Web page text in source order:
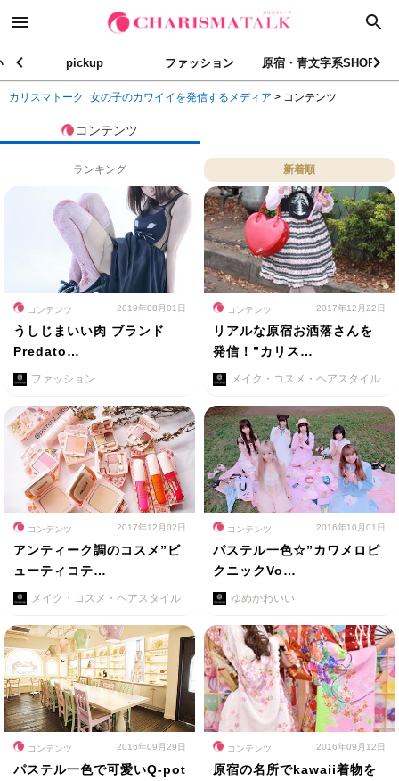
pickup ファッション 原宿・青文字系SHOP
カリスマトーク_女の子のカワイイを発信するメディア > コンテンツ
コンテンツ
ランキング 新着順
コンテンツ 2019年08月01日
うしじまいい肉 ブランド
Predato…
ファッション
コンテンツ 2017年12月22日
リアルな原宿お洒落さんを
発信！”カリス…
メイク・コスメ・ヘアスタイル
コンテンツ 2017年12月02日
アンティーク調のコスメ”ビ
ューティコテ…
メイク・コスメ・ヘアスタイル
コンテンツ 2016年10月01日
パステル一色☆”カワメロピ
クニックVo…
ゆめかわいい
コンテンツ 2016年09月29日
パステル一色で可愛いQ-pot
コンテンツ 2016年09月12日
原宿の名所でkawaii着物を